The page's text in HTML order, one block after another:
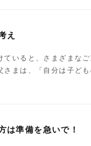
え
いると、さまざまなご
さまは、「自分は子ど
は準備を急いで！